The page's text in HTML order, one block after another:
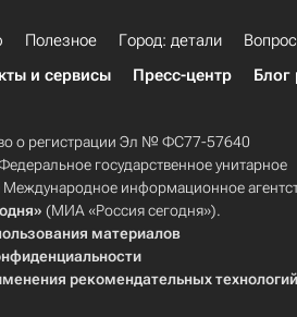
Полезное Город: детали
и сервисы Пресс-центр Блог
о регистрации Эл № ФС77-57640
государственное унитарное
Международное информационное
(МИА «Россия сегодня»).
материалов
рекомендательных технологий